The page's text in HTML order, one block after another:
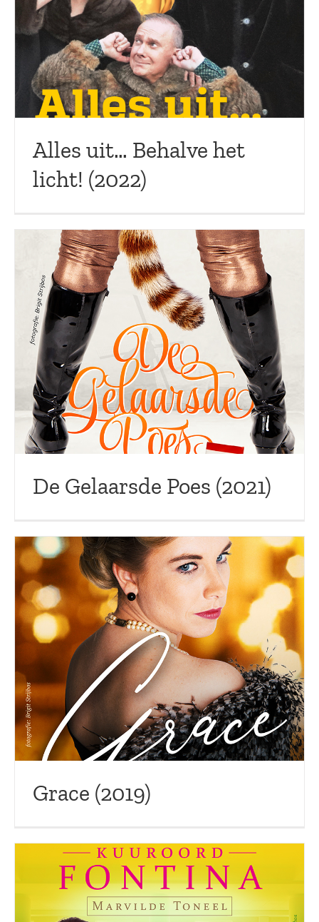
Alles uit… Behalve het
licht! (2022)
De Gelaarsde Poes (2021)
Grace (2019)